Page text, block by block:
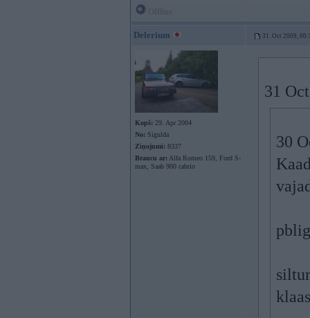
Delerium 31. Oct 2009,
Kopš: 29. Apr 2004
No: Sigulda
Ziņojumi: 8337
Braucu ar: Alfa Romeo 159, Ford S-
max, Saab 900 cabrio
31
30